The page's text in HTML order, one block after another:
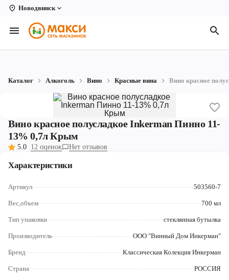
Новодвинск
Вологда
Архангельск
Котлас
Новодвинск
Рыбинск
Череповец
Ярославль
Каталог Алкоголь Вино Красные вина Вино красное
Вино красное полусладкое Inkerman Пинно 11-
13% 0,7л Крым
5.0 12 оценок Нет отзывов
Характеристики
Артикул 503560-7
Вес,объем 700 мл
Тип упаковки стеклянная бутылка
Производитель ООО "Винный Дом Инкерман"
Бренд Классическая Колекция Инкерман
Страна РОССИЯ